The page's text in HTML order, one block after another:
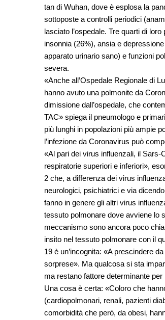
tan di Wuhan, dove è esplosa la
sottoposte a controlli periodici
lasciato l’ospedale. Tre quarti di
insonnia (26%), ansia e
apparato urinario sano) e funzioni
severa.
«Anche all’Ospedale Regionale di
hanno avuto una polmonite da
dimissione dall’ospedale, che
TAC» spiega il pneumologo e
più lunghi in popolazioni più ampie
l’infezione da Coronavirus può
«Al pari dei virus influenzali, il Sars-
respiratorie superiori e inferiori»,
2 che, a differenza dei virus
neurologici, psichiatrici e via
fanno in genere gli altri virus
tessuto polmonare dove avviene lo
meccanismo sono ancora poco
insito nel tessuto polmonare con il
19 è un’incognita: «A prescindere
sorprese». Ma qualcosa si sta
ma restano fattore determinante
Una cosa è certa: «Coloro che
(cardiopolmonari, renali, pazienti
comorbidità che però, da obesi,